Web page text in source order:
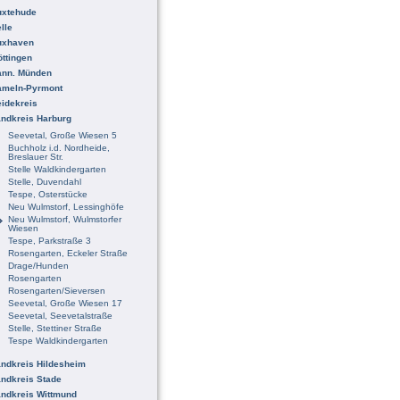
Münden
Pyrmont
Harburg
Seevetal, Große Wiesen 5
Buchholz i.d. Nordheide,
Breslauer Str.
Stelle Waldkindergarten
Stelle, Duvendahl
Tespe, Osterstücke
Neu Wulmstorf, Lessinghöfe
Neu Wulmstorf, Wulmstorfer
Wiesen
Tespe, Parkstraße 3
Rosengarten, Eckeler Straße
Drage/Hunden
Rosengarten
Rosengarten/Sieversen
Seevetal, Große Wiesen 17
Seevetal, Seevetalstraße
Stelle, Stettiner Straße
Tespe Waldkindergarten
Hildesheim
Stade
Wittmund